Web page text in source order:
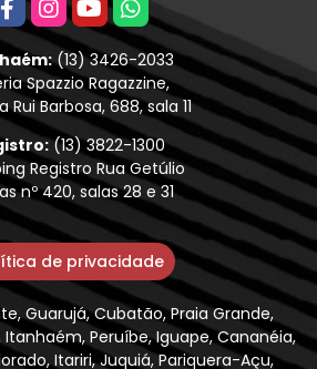
(13) 3426-2033
Spazzio Ragazzine,
Rui Barbosa, 688, sala 11
(13) 3822-1300
Registro Rua Getúlio
nº 420, salas 28 e 31
de privacidade
Guarujá, Cubatão, Praia Grande,
Peruíbe, Iguape, Cananéia,
Itariri, Juquiá, Pariquera-Açu,